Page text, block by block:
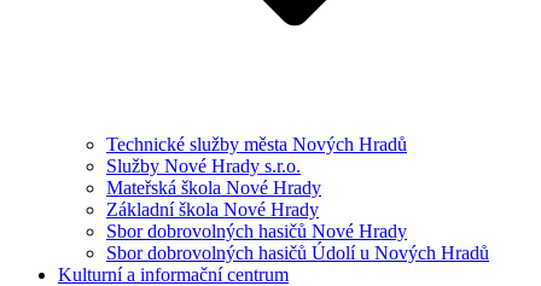
Technické služby města Nových Hradů
Služby Nové Hrady s.r.o.
Mateřská škola Nové Hrady
Základní škola Nové Hrady
Sbor dobrovolných hasičů Nové Hrady
Sbor dobrovolných hasičů Údolí u Nových Hradů
Kulturní a informační centrum